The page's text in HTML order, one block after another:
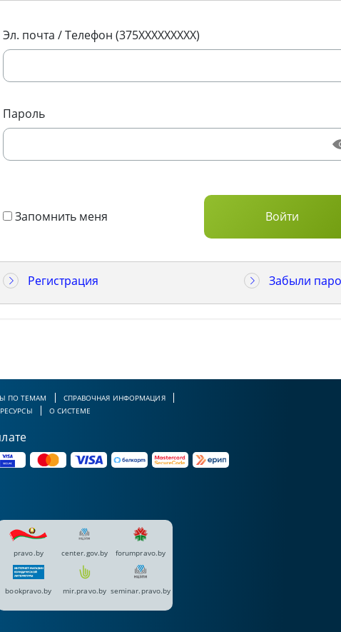
Эл. почта / Телефон (375XXXXXXXXX)
Пароль
Запомнить меня
Регистрация Забыли
ПО ТЕМАМ
СПРАВОЧНАЯ ИНФОРМАЦИЯ
О СИСТЕМЕ
pravo.by center.gov.by forumpravo.by
bookpravo.by mir.pravo.by seminar.pravo.by